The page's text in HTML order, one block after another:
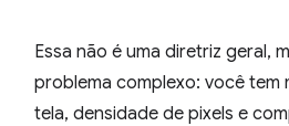
Essa não é uma diretriz geral,
problema complexo: você tem
tela, densidade de pixels e